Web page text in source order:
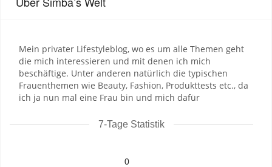
Mein privater Lifestyleblog, wo es um alle Themen geht
die mich interessieren und mit denen ich mich
beschäftige. Unter anderen natürlich die typischen
Frauenthemen wie Beauty, Fashion, Produkttests etc., da
ich ja nun mal eine Frau bin und mich dafür
7-Tage Statistik
0